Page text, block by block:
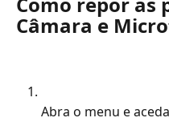
Câmara e
Abra o menu e